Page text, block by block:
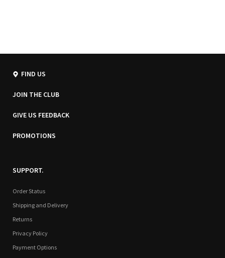
FIND US
JOIN THE CLUB
GIVE US FEEDBACK
PROMOTIONS
SUPPORT.
Order Status
Shipping and Delivery
Returns
Privacy Policy
Payment Options